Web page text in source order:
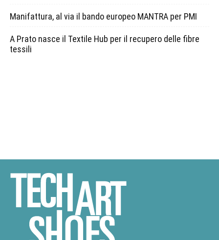
Manifattura, al via il bando europeo MANTRA per PMI
A Prato nasce il Textile Hub per il recupero delle fibre
tessili